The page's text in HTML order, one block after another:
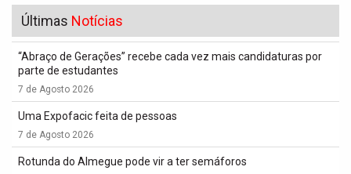
Últimas Notícias
“Abraço de Gerações” recebe cada vez mais candidaturas por
parte de estudantes
7 de Agosto 2026
Uma Expofacic feita de pessoas
7 de Agosto 2026
Rotunda do Almegue pode vir a ter semáforos